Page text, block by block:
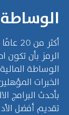
أكثر
الرمز بأن تكون
الوساطة
الخبرات
بأحدث البرامج
تقديم أفضل